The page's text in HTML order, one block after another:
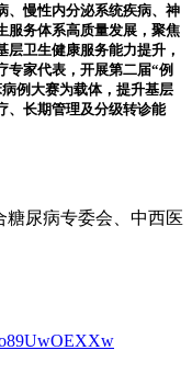
、慢性内分泌系统疾病、神
服务体系高质量发展，聚焦
卫生健康服务能力提升，
专家代表，开展第二届“例
例大赛为载体，提升基层
、长期管理及分级转诊能
糖尿病专委会、中西医